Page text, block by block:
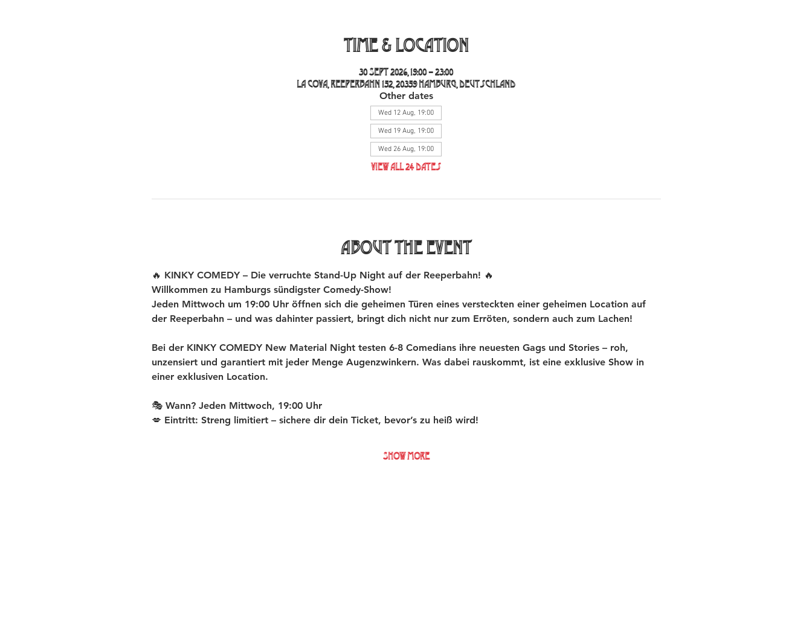
Time & Location
30 Sept 2026, 19:00 – 23:00
La Cova, Reeperbahn 152, 20359 Hamburg, Deutschland
Other dates
Wed 12 Aug, 19:00
Wed 19 Aug, 19:00
Wed 26 Aug, 19:00
View all 24 dates
About the event
🔥 KINKY COMEDY – Die verruchte Stand-Up Night auf der Reeperbahn! 🔥
Willkommen zu Hamburgs sündigster Comedy-Show!
Jeden Mittwoch um 19:00 Uhr öffnen sich die geheimen Türen eines versteckten einer geheimen Location auf
der Reeperbahn – und was dahinter passiert, bringt dich nicht nur zum Erröten, sondern auch zum Lachen!
Bei der KINKY COMEDY New Material Night testen 6-8 Comedians ihre neuesten Gags und Stories – roh,
unzensiert und garantiert mit jeder Menge Augenzwinkern. Was dabei rauskommt, ist eine exklusive Show in
einer exklusiven Location.
🎭 Wann? Jeden Mittwoch, 19:00 Uhr
💋 Eintritt: Streng limitiert – sichere dir dein Ticket, bevor’s zu heiß wird!
Show More